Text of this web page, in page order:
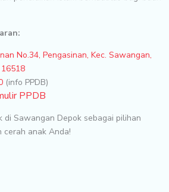
No.34, Pengasinan, Kec. Sawangan,
(info PPDB)
PPDB
di Sawangan Depok sebagai pilihan
cerah anak Anda!